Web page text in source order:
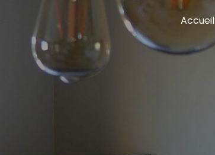
Accueil
Panneau de gestion des cookies